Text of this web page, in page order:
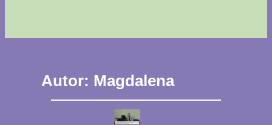
Autor: Magdalena